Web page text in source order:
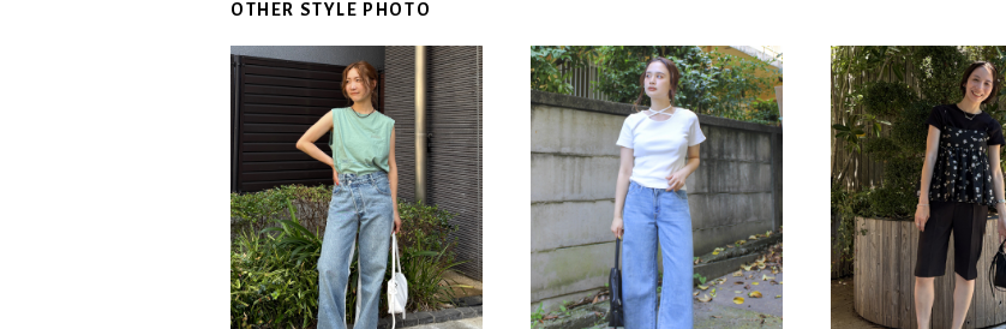
OTHER STYLE PHOTO